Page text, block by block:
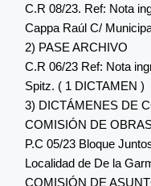
C.R 08/23. Ref: Nota
Cappa Raúl C/
2) PASE ARCHIVO
C.R 06/23 Ref: Nota
Spitz. ( 1 DICTAMEN )
3) DICTÁMENES DE
COMISIÓN DE
P.C 05/23 Bloque
Localidad de De la
COMISIÓN DE